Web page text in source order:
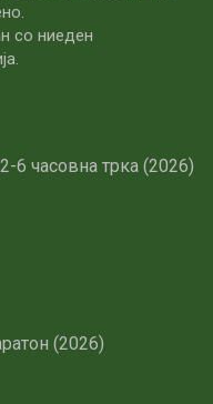
со ниеден
6 часовна трка (2026)
(2026)